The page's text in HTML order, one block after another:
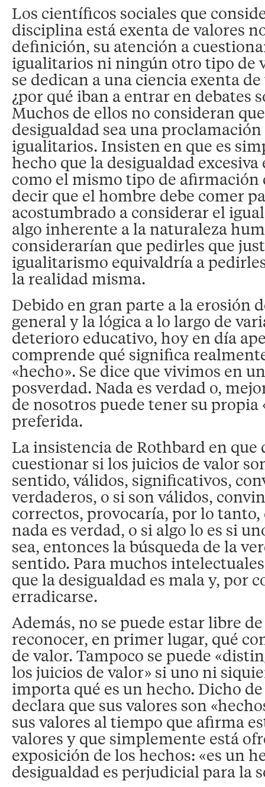
Los científicos sociales que
disciplina está exenta de valores
definición, su atención a
igualitarios ni ningún otro tipo de
se dedican a una ciencia exenta
¿por qué iban a entrar en debates
Muchos de ellos no consideran
desigualdad sea una proclamación
igualitarios. Insisten en que es
hecho que la desigualdad
como el mismo tipo de afirmación
decir que el hombre debe comer
acostumbrado a considerar el
algo inherente a la naturaleza
considerarían que pedirles que
igualitarismo equivaldría a
la realidad misma.
Debido en gran parte a la erosión
general y la lógica a lo largo de
deterioro educativo, hoy en día
comprende qué significa
«hecho». Se dice que vivimos en
posverdad. Nada es verdad o,
de nosotros puede tener su propia
preferida.
La insistencia de Rothbard en que
cuestionar si los juicios de valor
sentido, válidos, significativos,
verdaderos, o si son válidos,
correctos, provocaría, por lo
nada es verdad, o si algo lo es si
sea, entonces la búsqueda de la
sentido. Para muchos
que la desigualdad es mala y, por
erradicarse.
Además, no se puede estar libre
reconocer, en primer lugar, qué
de valor. Tampoco se puede
los juicios de valor» si uno ni
importa qué es un hecho. Dicho
declara que sus valores son
sus valores al tiempo que afirma
valores y que simplemente está
exposición de los hechos: «es un
desigualdad es perjudicial para la